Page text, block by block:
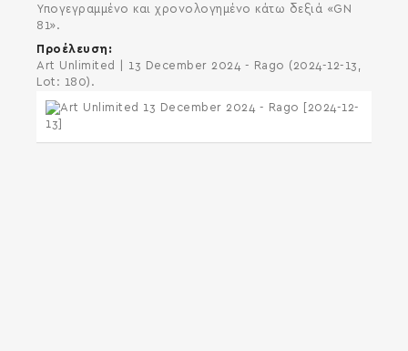
Υπογεγραμμένο και χρονολογημένο κάτω δεξιά «GN
81».
Προέλευση
Art Unlimited | 13 December 2024 - Rago (2024-12-13,
Lot: 180).